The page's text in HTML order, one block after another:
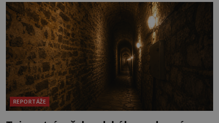
vrch Hr
REPORTÁŽE